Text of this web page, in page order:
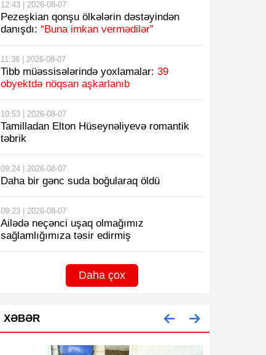
12:43 | 2026-08-07
Pezeşkian qonşu ölkələrin dəstəyindən
danışdı: “Buna imkan vermədilər”
11:36 | 2026-08-07
Tibb müəssisələrində yoxlamalar: 39
obyektdə nöqsan aşkarlanıb
10:53 | 2026-08-07
Tamilladan Elton Hüseynəliyevə romantik
təbrik
09:24 | 2026-08-07
Daha bir gənc suda boğularaq öldü
09:23 | 2026-08-07
Ailədə neçənci uşaq olmağımız
sağlamlığımıza təsir edirmiş
Daha çox
XƏBƏR